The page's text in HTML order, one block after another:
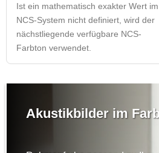
Ist ein mathematisch exakter Wert im
NCS-System nicht definiert, wird der
nächstliegende verfügbare NCS-
Farbton verwendet.
Akustikbilder im